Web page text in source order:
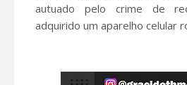
autuado pelo crime de
adquirido um aparelho celular